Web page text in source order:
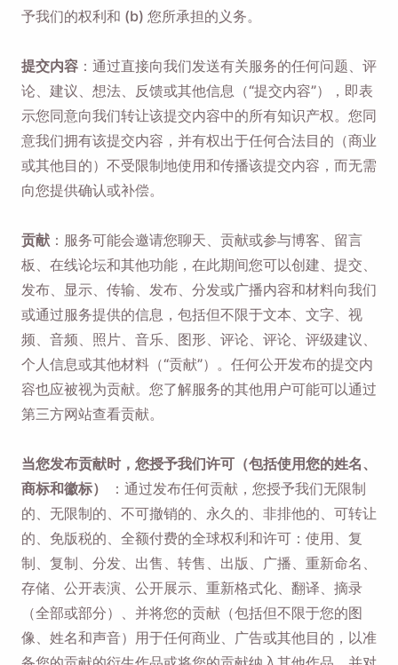
予我们的权利和 (b) 您所承担的义务。
提交内容 ：通过直接向我们发送有关服务的任何问题、评
论、建议、想法、反馈或其他信息（“提交内容”），即表
示您同意向我们转让该提交内容中的所有知识产权。您同
意我们拥有该提交内容，并有权出于任何合法目的（商业
或其他目的）不受限制地使用和传播该提交内容，而无需
向您提供确认或补偿。
贡献 ：服务可能会邀请您聊天、贡献或参与博客、留言
板、在线论坛和其他功能，在此期间您可以创建、提交、
发布、显示、传输、发布、分发或广播内容和材料向我们
或通过服务提供的信息，包括但不限于文本、文字、视
频、音频、照片、音乐、图形、评论、评论、评级建议、
个人信息或其他材料（“贡献”）。任何公开发布的提交内
容也应被视为贡献。您了解服务的其他用户可能可以通过
第三方网站查看贡献。
当您发布贡献时，您授予我们许可（包括使用您的姓名、
商标和徽标）
：通过发布任何贡献，您授予我们无限制
的、无限制的、不可撤销的、永久的、非排他的、可转让
的、免版税的、全额付费的全球权利和许可：使用、复
制、复制、分发、出售、转售、出版、广播、重新命名、
存储、公开表演、公开展示、重新格式化、翻译、摘录
（全部或部分）、并将您的贡献（包括但不限于您的图
像、姓名和声音）用于任何商业、广告或其他目的，以准